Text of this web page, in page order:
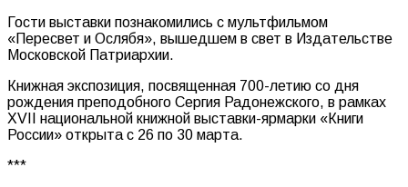
Гости выставки познакомились с мультфильмом
«Пересвет и Ослябя», вышедшем в свет в Издательстве
Московской Патриархии.
Книжная экспозиция, посвященная 700-летию со дня
рождения преподобного Сергия Радонежского, в рамках
XVII национальной книжной выставки-ярмарки «Книги
России» открыта с 26 по 30 марта.
***